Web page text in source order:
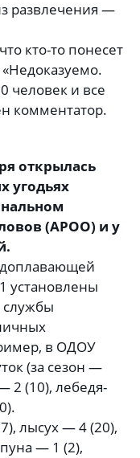
развлечения —
кто-то понесет
человек и все
комментатор.
открылась
угодьях
(АРОО) и у
установлены
службы
в ОДОУ
(за сезон —
2 (10), лебедя-
лысух — 4 (20),
— 1 (2),